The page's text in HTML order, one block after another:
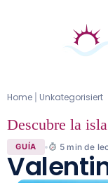
Home Unkategorisiert
Descubre la
GUÍA 5 min de